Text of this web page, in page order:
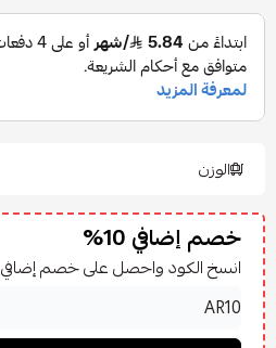
الوزن
خصم إضافي 10%
انسخ الكود واحصل على خصم إضافي